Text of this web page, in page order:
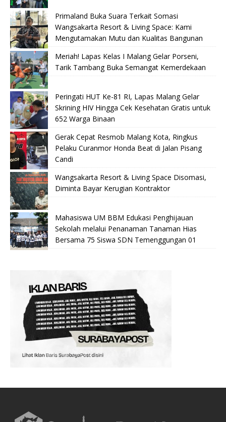
Primaland Buka Suara Terkait Somasi
Wangsakarta Resort & Living Space: Kami
Mengutamakan Mutu dan Kualitas Bangunan
Meriah! Lapas Kelas I Malang Gelar Porseni,
Tarik Tambang Buka Semangat Kemerdekaan
Peringati HUT Ke-81 RI, Lapas Malang Gelar
Skrining HIV Hingga Cek Kesehatan Gratis untuk
652 Warga Binaan
Gerak Cepat Resmob Malang Kota, Ringkus
Pelaku Curanmor Honda Beat di Jalan Pisang
Candi
Wangsakarta Resort & Living Space Disomasi,
Diminta Bayar Kerugian Kontraktor
Mahasiswa UM BBM Edukasi Penghijauan
Sekolah melalui Penanaman Tanaman Hias
Bersama 75 Siswa SDN Temenggungan 01